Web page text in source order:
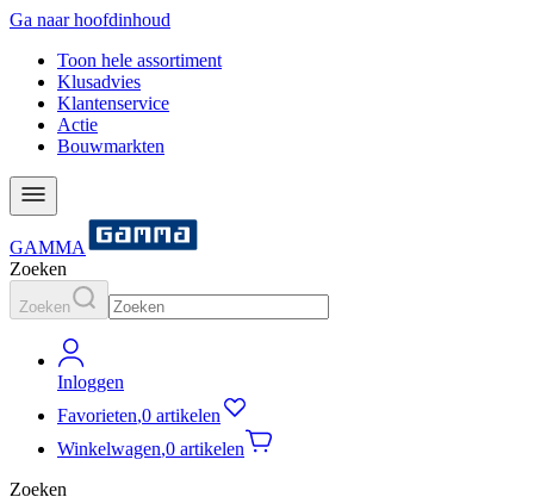
Ga naar hoofdinhoud
Toon hele assortiment
Klusadvies
Klantenservice
Actie
Bouwmarkten
GAMMA
Zoeken
Zoeken
Inloggen
Favorieten,0 artikelen
Winkelwagen,0 artikelen
Zoeken